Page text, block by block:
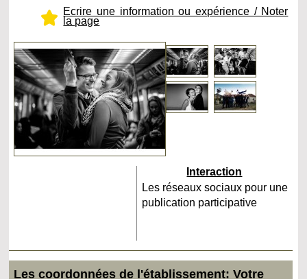
Ecrire une information ou expérience / Noter
la page
Interaction
Les réseaux sociaux pour une
publication participative
Les coordonnées de l'établissement: Votre